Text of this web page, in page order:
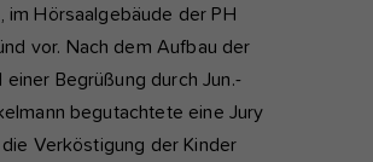
im Hörsaalgebäude der PH
vor. Nach dem Aufbau der
einer Begrüßung durch Jun.-
begutachtete eine Jury
Verköstigung der Kinder